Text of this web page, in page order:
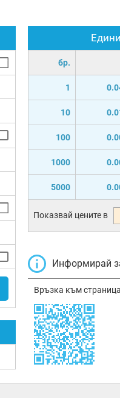
бр.
1
10
100
1000
5000
Показвай цените в
Информирай
Връзка към